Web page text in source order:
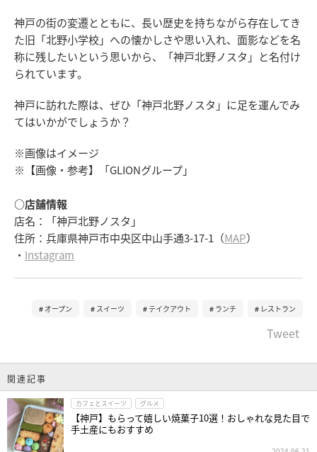
神戸の街の変遷とともに、長い歴史を持ちながら存在してき
た旧「北野小学校」への懐かしさや思い入れ、面影などを名
称に残したいという思いから、「神戸北野ノスタ」と名付け
られています。
神戸に訪れた際は、ぜひ「神戸北野ノスタ」に足を運んでみ
てはいかがでしょうか？
※画像はイメージ
※【画像・参考】「GLIONグループ」
○店舗情報
店名：「神戸北野ノスタ」
住所：兵庫県神戸市中央区中山手通3-17-1（MAP）
・ Instagram
オープン スイーツ テイクアウト ランチ レストラン
Tweet
関連記事
カフェとスイーツ グルメ
【神戸】もらって嬉しい焼菓子10選！おしゃれな見た目で
手土産にもおすすめ